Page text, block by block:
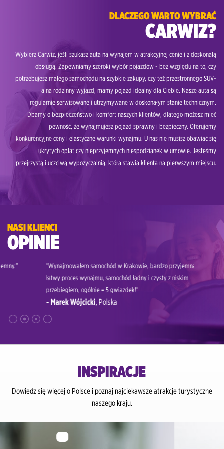
DLACZEGO WARTO WYBRAĆ
CARWIZ?
Wybierz Carwiz, jeśli szukasz auta na wynajem w atrakcyjnej cenie i z doskonałą
obsługą. Zapewniamy szeroki wybór pojazdów - bez względu na to, czy
potrzebujesz małego samochodu na szybkie zakupy, czy też przestronnego SUV-
a na rodzinny wyjazd, mamy pojazd idealny dla Ciebie. Nasze auta są
regularnie serwisowane i utrzymywane w doskonałym stanie technicznym.
Dbamy o bezpieczeństwo i komfort naszych klientów, dlatego możesz mieć
pewność, że wynajmujesz pojazd sprawny i bezpieczny. Oferujemy
konkurencyjne ceny i elastyczne warunki wynajmu. U nas nie musisz obawiać się
ukrytych opłat czy nieprzyjemnych niespodzianek w umowie. Jesteśmy
przejrzystą i uczciwą wypożyczalnią, która stawia klienta na pierwszym miejscu.
NASI KLIENCI
OPINIE
"Wynajmowałem samochód w Krakowie, bardzo przyjemna obsługa,
łatwy proces wynajmu, samochód ładny i czysty z niskim
przebiegiem, ogólnie = 5 gwiazdek!"
- Marek Wójcicki, Polska
-
INSPIRACJE
Dowiedz się więcej o Polsce i poznaj najciekawsze atrakcje turystyczne
naszego kraju.